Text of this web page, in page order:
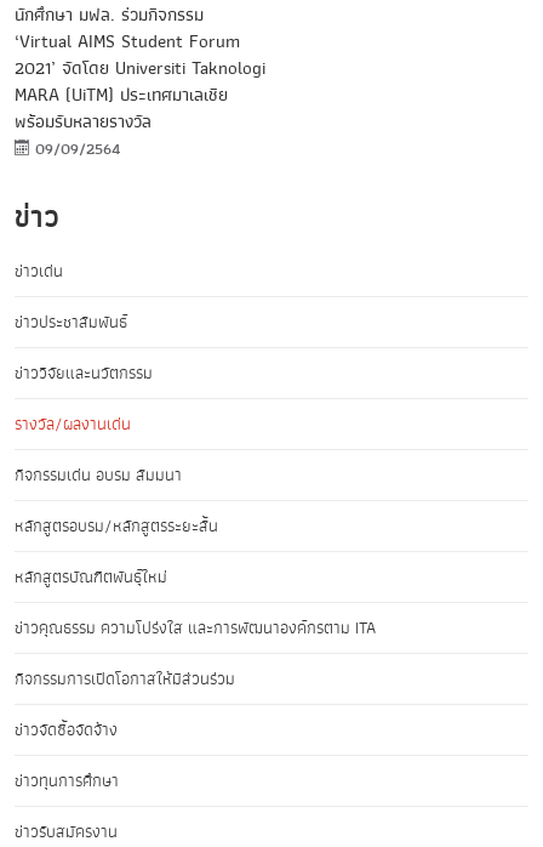
นักศึกษา มฟล. ร่วมกิจกรรม
‘Virtual AIMS Student Forum
2021’ จัดโดย Universiti Taknologi
MARA (UiTM) ประเทศมาเลเชีย
พร้อมรับหลายรางวัล
09/09/2564
ข่าว
ข่าวเด่น
ข่าวประชาสัมพันธ์
ข่าววิจัยและนวัตกรรม
รางวัล/ผลงานเด่น
กิจกรรมเด่น อบรม สัมมนา
หลักสูตรอบรม/หลักสูตรระยะสั้น
หลักสูตรบัณฑิตพันธุ์ใหม่
ข่าวคุณธรรม ความโปร่งใส และการพัฒนาองค์กรตาม ITA
กิจกรรมการเปิดโอกาสให้มีส่วนร่วม
ข่าวจัดซื้อจัดจ้าง
ข่าวทุนการศึกษา
ข่าวรับสมัครงาน